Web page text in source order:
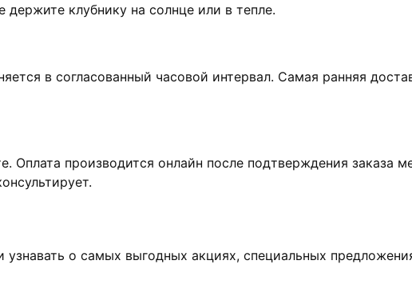
клубнику на солнце или в тепле.
в согласованный часовой интервал. Самая ранняя
Оплата производится онлайн после подтверждения заказа
о самых выгодных акциях, специальных